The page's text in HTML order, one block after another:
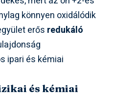
könnyen oxidálódik
erős redukáló
ipari és kémiai
és kémiai